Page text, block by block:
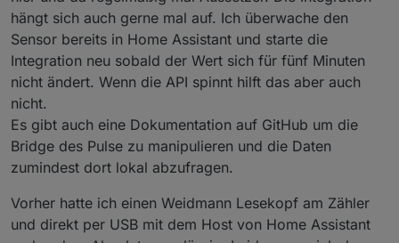
hängt sich auch gerne mal auf. Ich überwache den
Sensor bereits in Home Assistant und starte die
Integration neu sobald der Wert sich für fünf Minuten
nicht ändert. Wenn die API spinnt hilft das aber auch
nicht.
Es gibt auch eine Dokumentation auf GitHub um die
Bridge des Pulse zu manipulieren und die Daten
zumindest dort lokal abzufragen.
Vorher hatte ich einen Weidmann Lesekopf am Zähler
und direkt per USB mit dem Host von Home Assistant